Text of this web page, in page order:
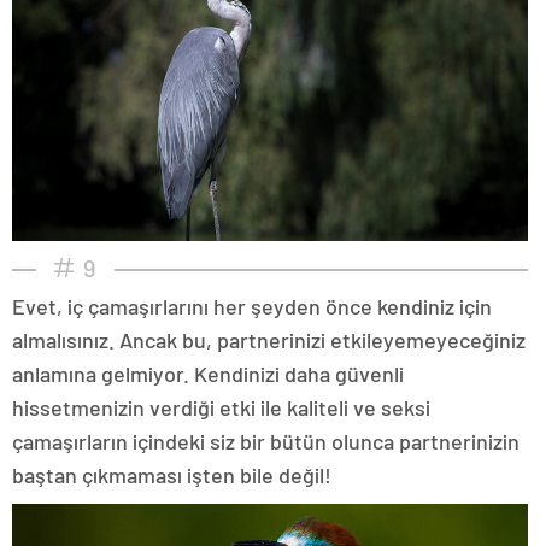
9
Evet, iç çamaşırlarını her şeyden önce kendiniz için
almalısınız. Ancak bu, partnerinizi etkileyemeyeceğiniz
anlamına gelmiyor. Kendinizi daha güvenli
hissetmenizin verdiği etki ile kaliteli ve seksi
çamaşırların içindeki siz bir bütün olunca partnerinizin
baştan çıkmaması işten bile değil!